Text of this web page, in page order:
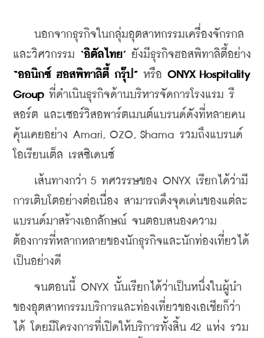
นอกจากธุรกิจในกลุ่มอุตสาหกรรมเครื่องจักรกล
และวิศวกรรม ‘อิตัลไทย’
“ออนิกซ์ ฮอสพิทาลิตี้ กรุ๊ป” หรือ ONYX Hospitality
Group ที่ดำเนินธุรกิจด้านบริหารจัดการโรงแรม รี
สอร์ต และเซอร์วิสอพาร์ตเมนต์แบรนด์ดังที่หลายคน
คุ้นเคยอย่าง Amari, OZO, Shama รวมถึงแบรนด์
โอเรียนเต็ล เรสซิเดนซ์
เส้นทางกว่า 5 ทศวรรษของ ONYX เรียกได้ว่ามี
การเติบโตอย่างต่อเนื่อง สามารถดึงจุดเด่นของแต่ละ
แบรนด์มาสร้างเอกลักษณ์ จนตอบสนองความ
ต้องการที่หลากหลายของนักธุรกิจและนักท่องเที่ยวได้
เป็นอย่างดี
จนตอนนี้ ONYX นั้นเรียกได้ว่าเป็นหนึ่งในผู้นำ
ของอุตสาหกรรมบริการและท่องเที่ยวของเอเชียก็ว่า
ได้ โดยมีโครงการที่เปิดให้บริการทั้งสิ้น 42 แห่ง รวม